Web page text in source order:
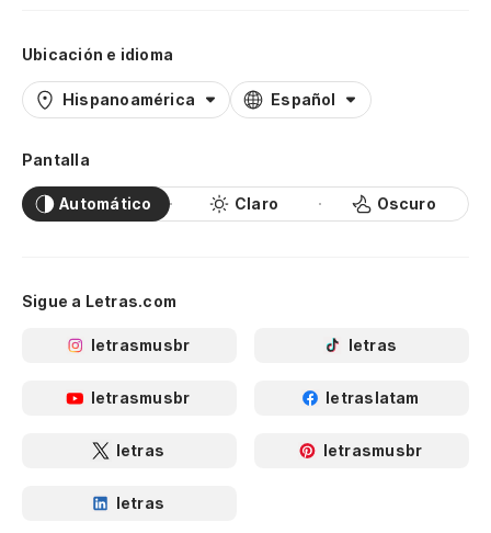
Ubicación e idioma
Hispanoamérica Español
Pantalla
Automático Claro Oscuro
Sigue a Letras.com
letrasmusbr letras
letrasmusbr letraslatam
letras letrasmusbr
letras